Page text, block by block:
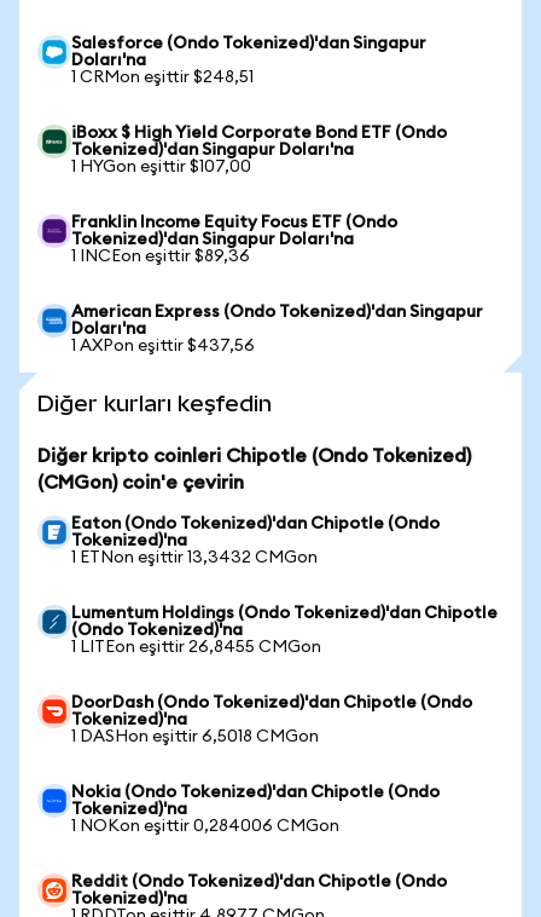
Salesforce (Ondo Tokenized)'dan Singapur
Doları'na
1 CRMon eşittir $248,51
iBoxx $ High Yield Corporate Bond ETF (Ondo
Tokenized)'dan Singapur Doları'na
1 HYGon eşittir $107,00
Franklin Income Equity Focus ETF (Ondo
Tokenized)'dan Singapur Doları'na
1 INCEon eşittir $89,36
American Express (Ondo Tokenized)'dan Singapur
Doları'na
1 AXPon eşittir $437,56
Diğer kurları keşfedin
Diğer kripto coinleri Chipotle (Ondo Tokenized)
(CMGon) coin'e çevirin
Eaton (Ondo Tokenized)'dan Chipotle (Ondo
Tokenized)'na
1 ETNon eşittir 13,3432 CMGon
Lumentum Holdings (Ondo Tokenized)'dan Chipotle
(Ondo Tokenized)'na
1 LITEon eşittir 26,8455 CMGon
DoorDash (Ondo Tokenized)'dan Chipotle (Ondo
Tokenized)'na
1 DASHon eşittir 6,5018 CMGon
Nokia (Ondo Tokenized)'dan Chipotle (Ondo
Tokenized)'na
1 NOKon eşittir 0,284006 CMGon
Reddit (Ondo Tokenized)'dan Chipotle (Ondo
Tokenized)'na